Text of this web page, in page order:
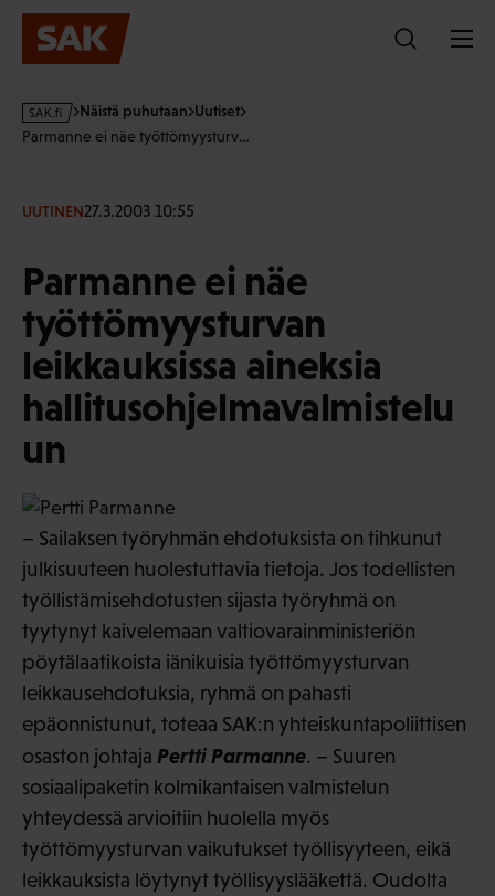
Hyppää
sisältöön
s
a
f
Näistä puhutaan Uutiset
Parmanne ei näe työttömyysturv…
UUTINEN27.3.2003 10:55
Parmanne ei näe
työttömyysturvan
leikkauksissa aineksia
hallitusohjelmavalmistelu
un
– Sailaksen työryhmän ehdotuksista on tihkunut
julkisuuteen huolestuttavia tietoja. Jos todellisten
työllistämisehdotusten sijasta työryhmä on
tyytynyt kaivelemaan valtiovarainministeriön
pöytälaatikoista iänikuisia työttömyysturvan
leikkausehdotuksia, ryhmä on pahasti
epäonnistunut, toteaa SAK:n yhteiskuntapoliittisen
osaston johtaja Pertti Parmanne. – Suuren
sosiaalipaketin kolmikantaisen valmistelun
yhteydessä arvioitiin huolella myös
työttömyysturvan vaikutukset työllisyyteen, eikä
leikkauksista löytynyt työllisyyslääkettä. Oudolta